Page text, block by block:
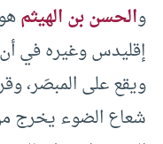
والحسن بن الهيثم
إقليدس وغيره في
ويقع على المبصَر،
شعاع الضوء يخرج